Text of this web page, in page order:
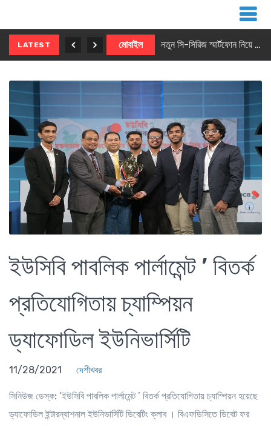
LATEST মোবাইল নতুন সি-সিরিজ স্মার্টফোন নিয়ে আসছে রিয়েলমি
ইউসিবি পাবলিক পার্লামেন্ট ’ বিতর্ক
প্রতিযোগিতায় চ্যাম্পিয়ন
ড্যাফোডিল ইউনিভার্সিটি
11/28/2021 দেশীখবর
সিনিউজ ডেস্ক: ‘ইউসিবি পাবলিক পার্লামেন্ট ’ বিতর্ক প্রতিযোগিতায় চ্যাম্পিয়ন হয়েছে
ড্যাফোডিল ইন্টারন্যাশনাল ইউনিভার্সিটি ডিবেটিং ক্লাব । বিএফডিসিতে ডিবেট ফর